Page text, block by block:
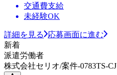
交通費支給
未経験OK
詳細を見る
応募画面に進む
新着
派遣労働者
株式会社セリオ/案件-0783TS-CJ